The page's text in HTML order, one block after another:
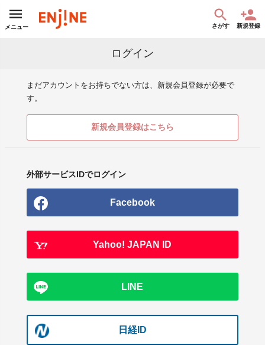
メニュー さがす 新規登録
ログイン
まだアカウントをお持ちでない方は、新規会員登録が必要で
す。
新規会員登録はこちら
外部サービスIDでログイン
Facebook
Yahoo! JAPAN ID
LINE
日経ID